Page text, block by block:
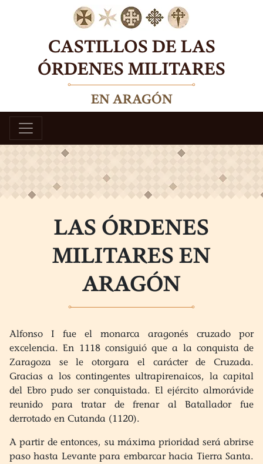
CASTILLOS DE LAS
ÓRDENES MILITARES
EN ARAGÓN
LAS ÓRDENES
MILITARES EN
ARAGÓN
Alfonso I fue el monarca aragonés cruzado por
excelencia. En 1118 consiguió que a la conquista de
Zaragoza se le otorgara el carácter de Cruzada.
Gracias a los contingentes ultrapirenaicos, la capital
del Ebro pudo ser conquistada. El ejército almorávide
reunido para tratar de frenar al Batallador fue
derrotado en Cutanda (1120).
A partir de entonces, su máxima prioridad será abrirse
paso hasta Levante para embarcar hacia Tierra Santa.